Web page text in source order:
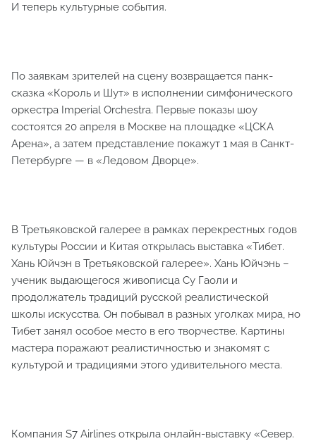
И теперь культурные события.
По заявкам зрителей на сцену возвращается панк-
сказка «Король и Шут» в исполнении симфонического
оркестра Imperial Orchestra. Первые показы шоу
состоятся 20 апреля в Москве на площадке «ЦСКА
Арена», а затем представление покажут 1 мая в Санкт-
Петербурге — в «Ледовом Дворце».
В Третьяковской галерее в рамках перекрестных годов
культуры России и Китая открылась выставка «Тибет.
Хань Юйчэн в Третьяковской галерее». Хань Юйчэнь –
ученик выдающегося живописца Су Гаоли и
продолжатель традиций русской реалистической
школы искусства. Он побывал в разных уголках мира, но
Тибет занял особое место в его творчестве. Картины
мастера поражают реалистичностью и знакомят с
культурой и традициями этого удивительного места.
Компания S7 Airlines открыла онлайн-выставку «Север.